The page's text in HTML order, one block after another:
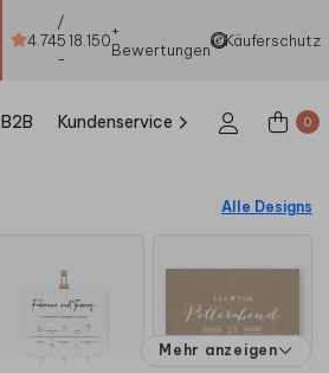
4.74
/
5
-
18.150+
Bewertungen
Käuferschutz
B2B Kundenservice 0
Alle Designs
Mehr anzeigen